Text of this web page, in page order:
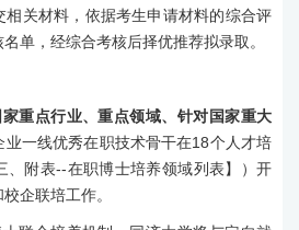
相关材料，依据考生申请材料的综合评
单，经综合考核后择优推荐拟录取。
家重点行业、重点领域、针对国家重大
业一线优秀在职技术骨干在18个人才培
、附表--在职博士培养领域列表】）开
校企联培工作。